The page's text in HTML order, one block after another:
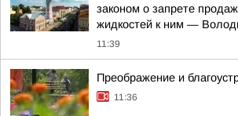
законом о запрете
жидкостей к ним —
11:39
Преображение и
11:36